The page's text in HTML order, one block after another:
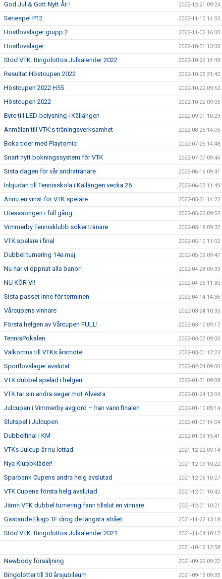
God Jul & Gott Nytt År ! 2022-12-21 09:24
Seriespel P12 2022-11-10 14:50
Höstlovsläger grupp 2 2022-11-02 16:00
Höstlovsläger 2022-10-31 13:00
Stöd VTK. Bingolottos Julkalender 2022 2022-10-26 14:49
Resultat Höstcupen 2022 2022-10-25 21:42
Höstcupen 2022 H55 2022-10-22 09:52
Höstcupen 2022 2022-10-22 09:05
Byte till LED-belysning i Källängen 2022-09-01 10:29
Anmälan till VTK:s träningsverksamhet 2022-08-25 14:05
Boka tider med Playtomic 2022-07-25 14:48
Snart nytt bokningssystem för VTK 2022-07-07 09:46
Sista dagen för vår andratränare 2022-06-16 09:41
Inbjudan till Tennisskola i Källängen vecka 26 2022-06-03 11:49
Ännu en vinst för VTK spelare 2022-05-31 14:22
Utesäsongen i full gång 2022-05-23 09:52
Vimmerby Tennisklubb söker tränare 2022-05-18 09:37
VTK spelare i final 2022-05-10 11:02
Dubbel turnering 14e maj 2022-05-09 09:47
Nu har vi öppnat alla banor! 2022-04-28 09:33
NU KÖR VI! 2022-04-25 11:30
Sista passet inne för terminen 2022-04-14 14:36
Vårcupens vinnare 2022-03-24 10:35
Första helgen av Vårcupen FULL! 2022-03-10 09:17
TennisPokalen 2022-03-07 09:00
Välkomna till VTKs årsmöte 2022-03-01 12:23
Sportlovsläger avslutat 2022-02-24 09:00
VTK dubbel spelad i helgen 2022-01-31 09:08
VTK tar sin andra seger mot Alvesta 2022-01-24 13:04
Julcupen i Vimmerby avgjord – han vann finalen 2022-01-10 09:14
Slutspel i Julcupen 2022-01-07 14:04
Dubbelfinal i KM 2022-01-03 15:41
VTKs Julcup är nu lottad 2021-12-22 09:14
Nya Klubbkläder! 2021-12-09 10:22
Sparbank Cupens andra helg avslutad 2021-12-06 10:27
VTK Cupens första helg avslutad 2021-12-01 10:42
Jämn VTK dubbel turnering fann tillslut en vinnare 2021-12-01 10:21
Gästande Eksjö TF drog de längsta strået 2021-11-22 13:18
Stöd VTK. Bingolottos Julkalender 2021 2021-11-04 10:12
2021-10-12 12:58
Newbody försäljning 2021-09-29 09:22
Bingolotter till 30 årsjubileum 2021-09-15 09:35